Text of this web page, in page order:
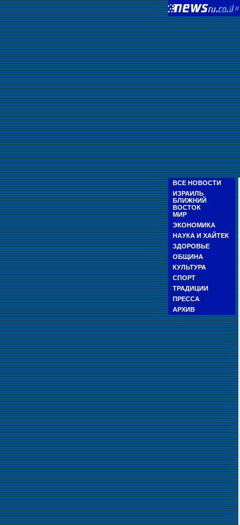
//
ВСЕ НОВОСТИ
ИЗРАИЛЬ
БЛИЖНИЙ
ВОСТОК
МИР
ЭКОНОМИКА
НАУКА И ХАЙТЕК
ЗДОРОВЬЕ
ОБЩИНА
КУЛЬТУРА
СПОРТ
ТРАДИЦИИ
ПРЕССА
АРХИВ